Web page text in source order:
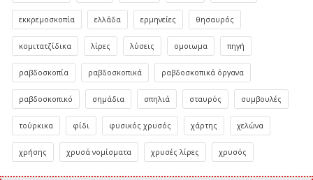
εκκρεμοσκοπία ελλάδα ερμηνείες θησαυρός
κομιτατζίδικα λίρες λύσεις ομοιωμα πηγή
ραβδοσκοπία ραβδοσκοπικά ραβδοσκοπικά όργανα
ραβδοσκοπικό σημάδια σπηλιά σταυρός συμβουλές
τούρκικα φίδι φυσικός χρυσός χάρτης χελώνα
χρήσης χρυσά νομίσματα χρυσές λίρες χρυσός